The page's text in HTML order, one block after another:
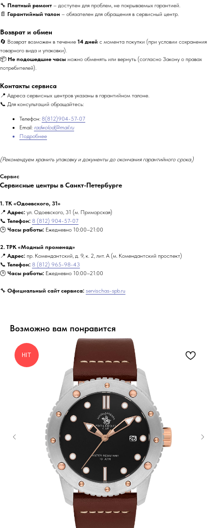
🔧 Платный ремонт – доступен для проблем, не покрываемых гарантией.
📄 Гарантийный талон – обязателен для обращения в сервисный центр.
Возврат и обмен
🔄 Возврат возможен в течение 14 дней с момента покупки (при условии сохранения
товарного вида и упаковки).
📦 Не подошедшие часы можно обменять или вернуть (согласно Закону о правах
потребителей).
Контакты сервиса
📍 Адреса сервисных центров указаны в гарантийном талоне.
📞 Для консультаций обращайтесь:
Телефон: 8(812)904-57-07
Email: radwolod@mail.ru
Подробнее
(Рекомендуем хранить упаковку и документы до окончания гарантийного срока.)
Сервис
Сервисные центры в Санкт-Петербурге
1. ТК «Одоевского, 31»
📍 Адрес: ул. Одоевского, 31 (м. Приморская)
📞 Телефон: 8 (812) 904-57-07
🕒 Часы работы: Ежедневно 10:00–21:00
2. ТРК «Модный променад»
📍 Адрес: пр. Комендантский, д. 9, к. 2, лит. А (м. Комендантский проспект)
📞 Телефон: 8 (812) 965-98-43
🕒 Часы работы: Ежедневно 10:00–21:00
🔧 Официальный сайт сервиса: servischas-spb.ru
Возможно вам понравится
HIT